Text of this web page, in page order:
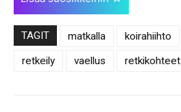
TAGIT matkalla koirahiihto
retkeily
vaellus retkikohteet